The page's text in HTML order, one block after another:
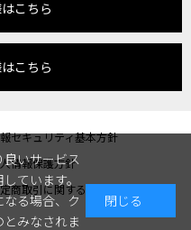
こちら
こちら
セキュリティ基本方針
情報保護方針
商取引に関する表記
いサービス
ています。
る場合、ク
みなされま
閉じる